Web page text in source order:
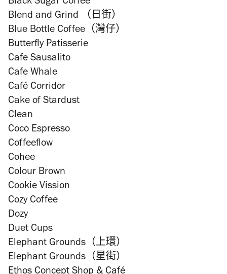
Blend and Grind （日街）
Blue Bottle Coffee（灣仔）
Butterfly Patisserie
Cafe Sausalito
Cafe Whale
Café Corridor
Cake of Stardust
Clean
Coco Espresso
Coffeeflow
Cohee
Colour Brown
Cookie Vission
Cozy Coffee
Dozy
Duet Cups
Elephant Grounds（上環）
Elephant Grounds（星街）
Ethos Concept Shop & Café